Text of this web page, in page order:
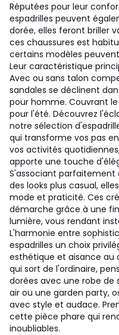
Réputées pour leur
espadrilles peuvent
dorée, elles feront briller
ces chaussures est
certains modèles
Leur caractéristique
Avec ou sans talon
sandales se déclinent
pour homme. Couvrant
pour l'été. Découvrez
notre sélection
qui transforme vos pas
vos activités
apporte une touche
S'associant
des looks plus casual,
mode et praticité. Ces
démarche grâce à une
lumière, vous rendant
L'harmonie entre
espadrilles un choix
esthétique et aisance au
qui sort de l'ordinaire,
dorées avec une robe de
air ou une garden party,
avec style et audace.
cette pièce phare qui
inoubliables.